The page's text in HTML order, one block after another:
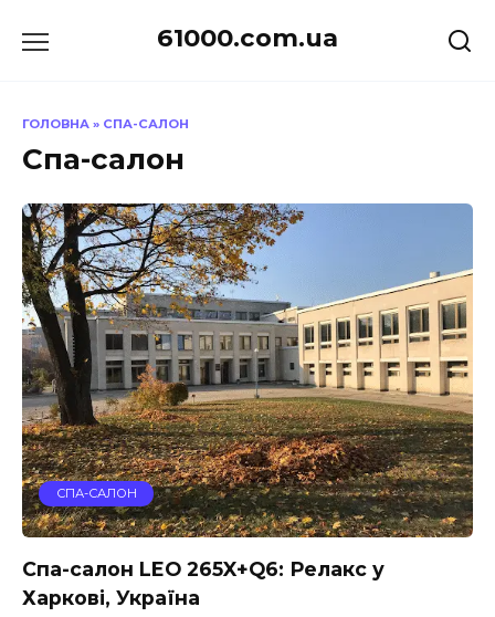
до
61000.com.ua
ГОЛОВНА » СПА-САЛОН
Спа-салон
СПА-САЛОН
Спа-салон LEO 265X+Q6: Релакс у
Харкові, Україна